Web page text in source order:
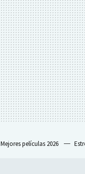
Mejores películas 2026